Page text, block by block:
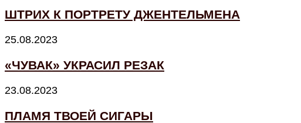
ШТРИХ К ПОРТРЕТУ ДЖЕНТЕЛЬМЕНА
25.08.2023
«ЧУВАК» УКРАСИЛ РЕЗАК
23.08.2023
ПЛАМЯ ТВОЕЙ СИГАРЫ